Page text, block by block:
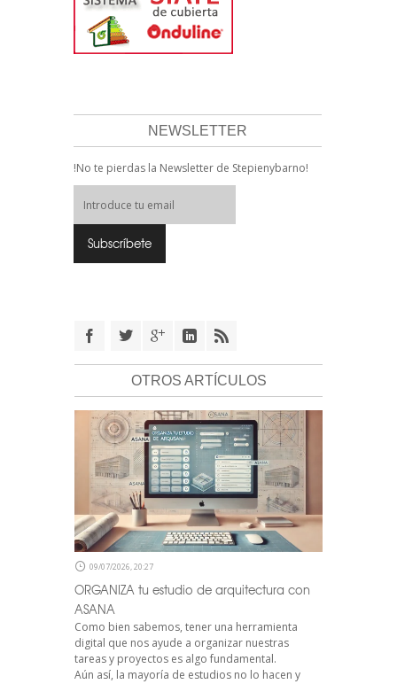
NEWSLETTER
!No te pierdas la Newsletter de Stepienybarno!
OTROS ARTÍCULOS
09/07/2026, 20:27
ORGANIZA tu estudio de arquitectura con
ASANA
Como bien sabemos, tener una herramienta
digital que nos ayude a organizar nuestras
tareas y proyectos es algo fundamental.
Aún así, la mayoría de estudios no lo hacen y